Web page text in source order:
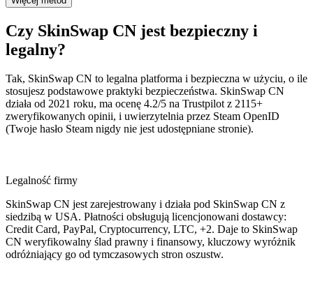
Czy SkinSwap CN jest bezpieczny i
legalny?
Tak, SkinSwap CN to legalna platforma i bezpieczna w użyciu, o ile
stosujesz podstawowe praktyki bezpieczeństwa. SkinSwap CN
działa od 2021 roku, ma ocenę 4.2/5 na Trustpilot z 2115+
zweryfikowanych opinii, i uwierzytelnia przez Steam OpenID
(Twoje hasło Steam nigdy nie jest udostępniane stronie).
Legalność firmy
SkinSwap CN jest zarejestrowany i działa pod SkinSwap CN z
siedzibą w USA. Płatności obsługują licencjonowani dostawcy:
Credit Card, PayPal, Cryptocurrency, LTC, +2. Daje to SkinSwap
CN weryfikowalny ślad prawny i finansowy, kluczowy wyróżnik
odróżniający go od tymczasowych stron oszustw.